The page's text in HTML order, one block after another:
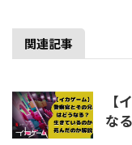
関連記事
【
な